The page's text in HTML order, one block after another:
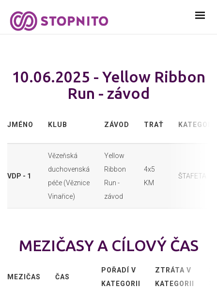
10.06.2025 - Yellow Ribbon
Run - závod
JMÉNO KLUB ZÁVOD TRAŤ
VDP - 1
Vězeňská
duchovenská
péče (Věznice
Vinařice)
Yellow
Ribbon
Run -
závod
4x5
KM
ŠTAFETA
MEZIČASY A CÍLOVÝ ČAS
MEZIČAS ČAS
POŘADÍ V
KATEGORII
ZTRÁTA V
KATEGORII